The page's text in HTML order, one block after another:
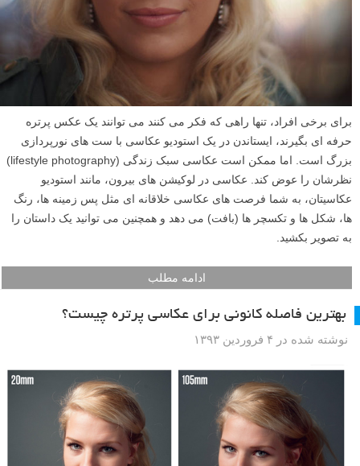
برای برخی افراد، تنها راهی که فکر می کنند می توانند یک عکس پرتره
حرفه ای بگیرند، ایستاندن در یک استودیو عکاسی با ست های نورپردازی
بزرگ است. اما ممکن است عکاسی سبک زندگی (lifestyle photography)
نظرشان را عوض کند. عکاسی در لوکیشن های بیرون، مانند استودیو
عکاسیتان، به شما فرصت های عکاسی خلاقانه ای مثل پس زمینه ها، رنگ
ها، شکل ها و تکسچر ها (بافت) می دهد و همچنین می توانید یک داستان را
به تصویر بکشید.
ادامه مطلب
بهترین فاصله کانونی برای عکاسی پرتره چیست؟
نوشته شده در ۴ فروردین ۱۳۹۳